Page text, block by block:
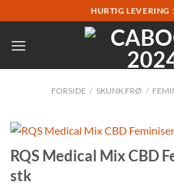
til
indhold
HURTIG LEVERING
FORSIDE / SKUNK FRØ /
RQS Medical Mix CBD
stk